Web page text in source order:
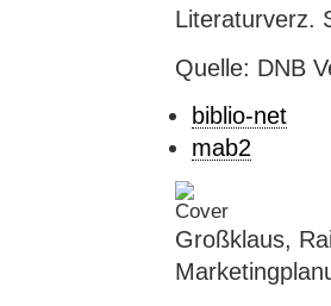
Literaturverz.
Quelle: DNB
biblio-net
mab2
Großklaus,